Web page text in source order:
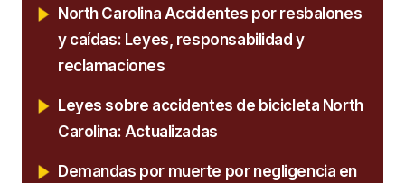
North Carolina Accidentes por resbalones
y caídas: Leyes, responsabilidad y
reclamaciones
Leyes sobre accidentes de bicicleta North
Carolina: Actualizadas
Demandas por muerte por negligencia en